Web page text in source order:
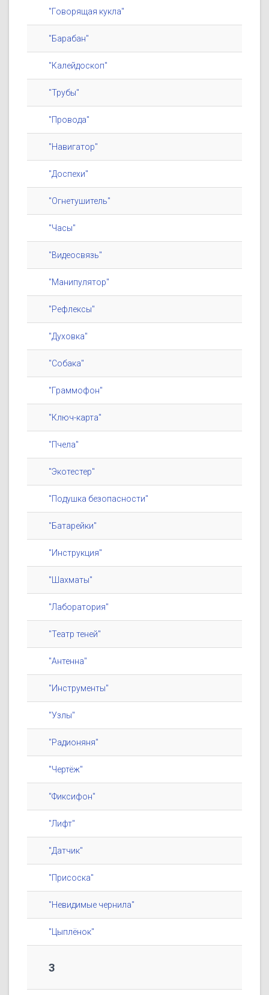
"Говорящая кукла"
"Барабан"
"Калейдоскоп"
"Трубы"
"Провода"
"Навигатор"
"Доспехи"
"Огнетушитель"
"Часы"
"Видеосвязь"
"Манипулятор"
"Рефлексы"
"Духовка"
"Собака"
"Граммофон"
"Ключ-карта"
"Пчела"
"Экотестер"
"Подушка безопасности"
"Батарейки"
"Инструкция"
"Шахматы"
"Лаборатория"
"Театр теней"
"Антенна"
"Инструменты"
"Узлы"
"Радионяня"
"Чертёж"
"Фиксифон"
"Лифт"
"Датчик"
"Присоска"
"Невидимые чернила"
"Цыплёнок"
3